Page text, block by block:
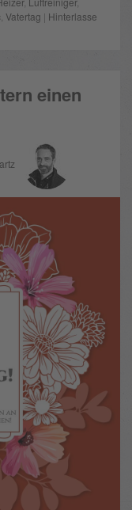
, Vatertag | Hinterlasse
einen